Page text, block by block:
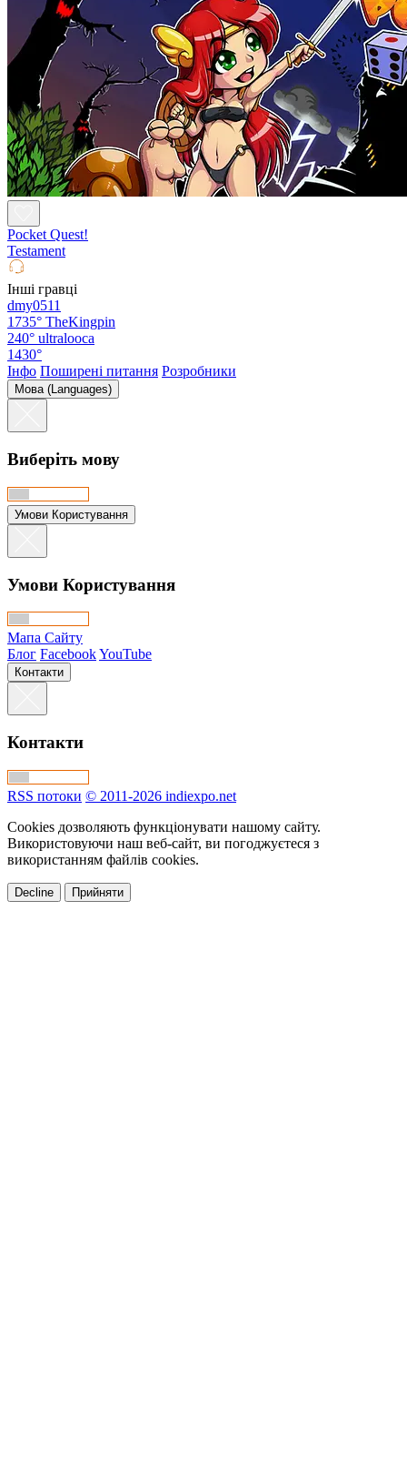
Pocket Quest!
Testament
Інші гравці
dmy0511
1735° TheKingpin
240° ultralooca
1430°
Інфо Поширені питання Розробники
Мова (Languages)
Виберіть мову
Умови Користування
Умови Користування
Мапа Сайту
Блог FacebookYouTube
Контакти
Контакти
RSS потоки © 2011-2026 indiexpo.net
Cookies дозволяють функціонувати нашому сайту.
Використовуючи наш веб-сайт, ви погоджуєтеся з
використанням файлів cookies.
Decline Прийняти